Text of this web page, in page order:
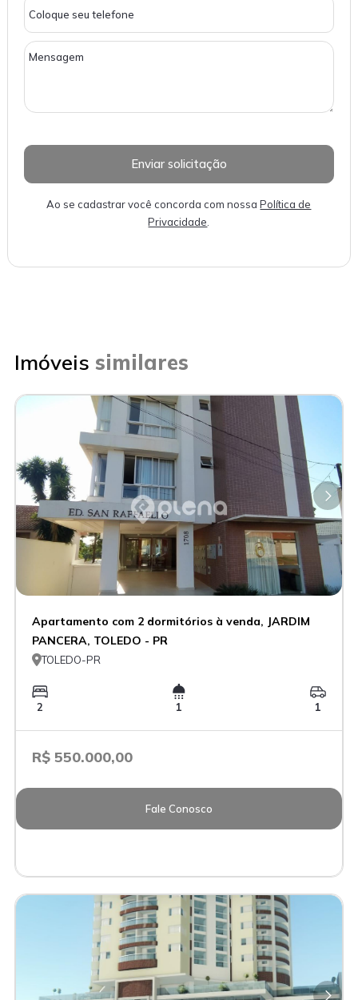
Ao se cadastrar você concorda com nossaPolítica de
Privacidade
Imóveis similares
Apartamento com 2 dormitórios à venda, JARDIM
PANCERA, TOLEDO - PR
TOLEDO-PR
2 1 1
R$ 550.000,00
Fale Conosco